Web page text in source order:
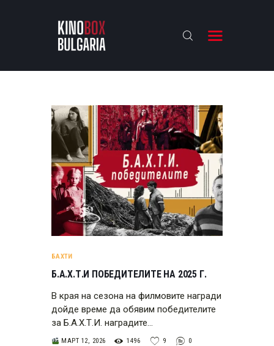
KINOBOX BULGARIA
АНАЛИЗИ
БАХТИ НАГРАДИТЕ
ИНТЕРВЮТА
ЗА НАС
БАХТИ
Б.А.Х.Т.И ПОБЕДИТЕЛИТЕ НА 2025 Г.
В края на сезона на филмовите награди
дойде време да обявим победителите
за Б.А.Х.Т.И. наградите…
МАРТ 12, 2026 1496 9
0